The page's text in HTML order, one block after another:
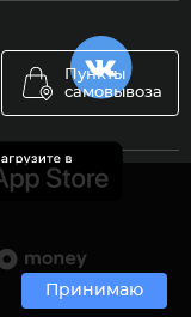
Пункты
самовывоза
Принимаю